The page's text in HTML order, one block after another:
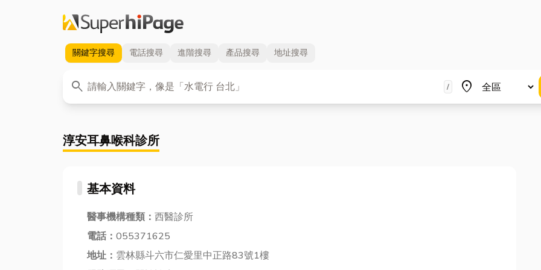
關鍵字搜尋 電話搜尋 進階搜尋 產品搜尋 地址搜尋
search
關鍵字 / place
地區
淳安耳鼻喉科診所
基本資料
醫事機構種類： 西醫診所
電話： 055371625
地址： 雲林縣斗六市仁愛里中正路83號1樓